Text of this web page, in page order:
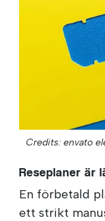
Credits: envato
Reseplaner
En förbetald
ett strikt